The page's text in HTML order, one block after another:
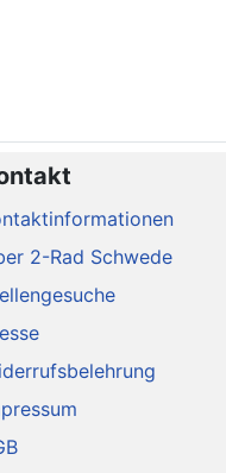
2-Rad Schwede